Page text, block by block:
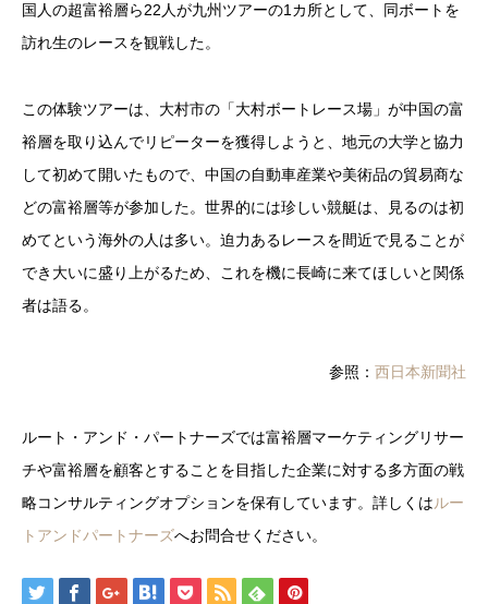
国人の超富裕層ら22人が九州ツアーの1カ所として、同ボートを
訪れ生のレースを観戦した。
この体験ツアーは、大村市の「大村ボートレース場」が中国の富
裕層を取り込んでリピーターを獲得しようと、地元の大学と協力
して初めて開いたもので、中国の自動車産業や美術品の貿易商な
どの富裕層等が参加した。世界的には珍しい競艇は、見るのは初
めてという海外の人は多い。迫力あるレースを間近で見ることが
でき大いに盛り上がるため、これを機に長崎に来てほしいと関係
者は語る。
参照： 西日本新聞社
ルート・アンド・パートナーズでは富裕層マーケティングリサー
チや富裕層を顧客とすることを目指した企業に対する多方面の戦
略コンサルティングオプションを保有しています。詳しくはルー
トアンドパートナーズへお問合せください。